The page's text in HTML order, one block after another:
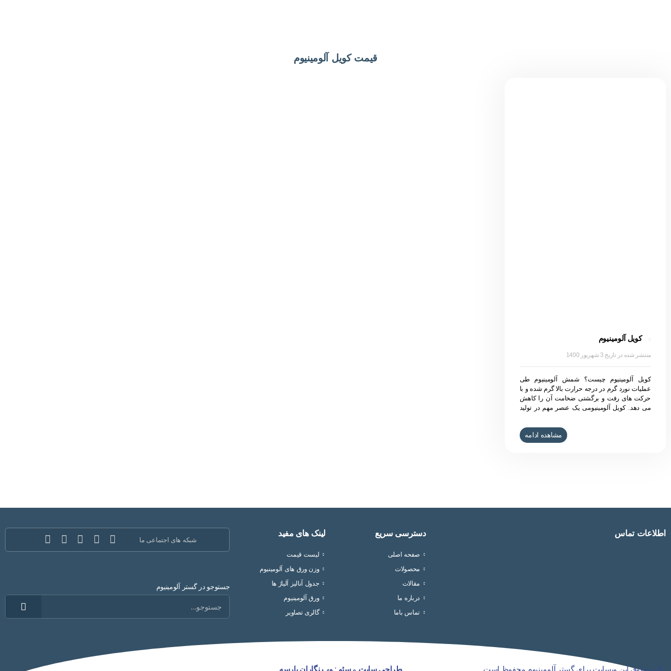
قیمت کویل آلومینیوم
کویل آلومینیوم
کویل آلومینیوم چیست؟ شمش آلومینیوم طی
عملیات نورد گرم در درجه حرارت بالا گرم شده و با
حرکت های رفت و برگشتی ضخامت آن را کاهش
می دهد. کویل آلومینیومی یک عنصر مهم در تولید
است. تهویه مطبوع، اتومبیل، هواپیما، مبلمان،
اجزای ساختاری و بسیاری از محصولات دیگر می
مشاهده ادامه
اطلاعات تماس دسترسی سریع
صفحه اصلی
محصولات
مقالات
درباره ما
تماس باما
لینک های مفید
لیست قیمت
وزن ورق های آلومینیوم
جدول آنالیز آلیاژ ها
ورق آلومینیوم
گالری تصاویر
شبکه های اجتماعی ما
جستوجو در گستر آلومینیوم